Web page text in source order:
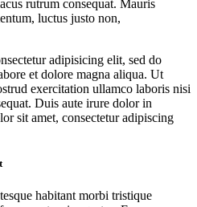
rutrum consequat. Mauris
luctus justo non,
adipisicing elit, sed do
et dolore magna aliqua. Ut
exercitation ullamco laboris nisi
Duis aute irure dolor in
sit amet, consectetur adipiscing
habitant morbi tristique